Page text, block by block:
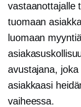
vastaanottajalle
tuomaan
luomaan
avustajana,
asiakkaasi
vaiheessa.